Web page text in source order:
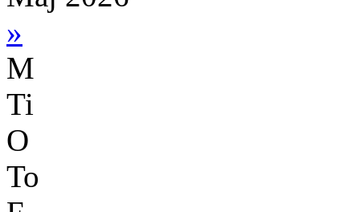
»
M
Ti
O
To